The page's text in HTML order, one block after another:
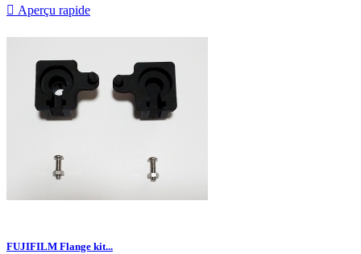
 Aperçu rapide
FUJIFILM Flange kit...